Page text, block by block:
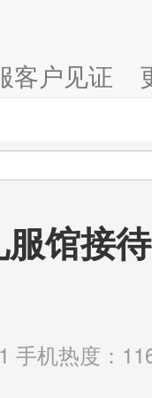
客户见证
馆接
手机热度：